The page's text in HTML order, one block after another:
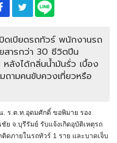
บิดเบียดรถทัวร์ พนักงานรถ
สารกว่า 30 ชีวิตปีน
ลังได้กลิ่นน้ำมันรั่ว เบื้อง
ามคนขับควงเที่ยวหรือ
. ร.ต.ท.อุดมศักดิ์ ขอพิมาย รอง
จ.บุรีรัมย์ รับแจ้งเกิดอุบัติเหตุรถ
ดภายในรถทัวร์ 1 ราย และบาดเจ็บ